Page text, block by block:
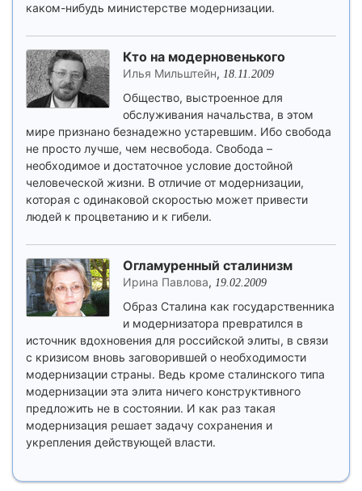
каком-нибудь министерстве модернизации.
Кто на модерновенького
Илья Мильштейн, 18.11.2009
Общество, выстроенное для
обслуживания начальства, в этом
мире признано безнадежно устаревшим. Ибо свобода
не просто лучше, чем несвобода. Свобода –
необходимое и достаточное условие достойной
человеческой жизни. В отличие от модернизации,
которая с одинаковой скоростью может привести
людей к процветанию и к гибели.
Огламуренный сталинизм
Ирина Павлова, 19.02.2009
Образ Сталина как государственника
и модернизатора превратился в
источник вдохновения для российской элиты, в связи
с кризисом вновь заговорившей о необходимости
модернизации страны. Ведь кроме сталинского типа
модернизации эта элита ничего конструктивного
предложить не в состоянии. И как раз такая
модернизация решает задачу сохранения и
укрепления действующей власти.